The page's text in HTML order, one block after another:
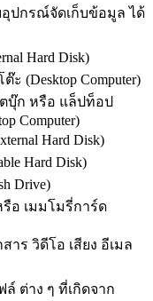
ปกรณ์จัดเก็บข้อมูล ได้
Hard Disk)
ะ (Desktop Computer)
บุ๊ก หรือ แล็ปท็อป
Computer)
Hard Disk)
Hard Disk)
Drive)
อ เมมโมรี่การ์ด
าร วิดีโอ เสียง อีเมล
ต่าง ๆ ที่เกิดจาก